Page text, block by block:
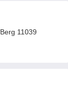
11039